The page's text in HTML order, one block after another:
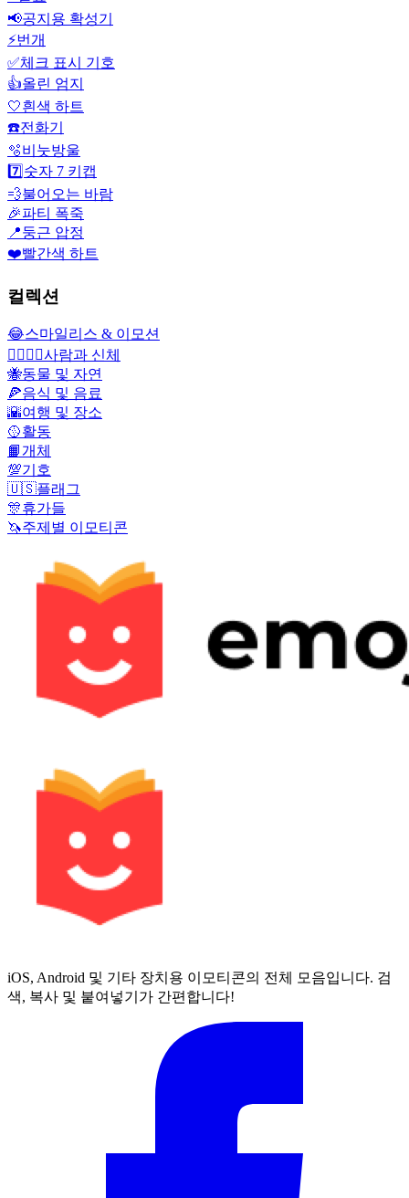
📢공지용 확성기
⚡번개
✅체크 표시 기호
👍올린 엄지
🤍흰색 하트
☎️전화기
🫧비눗방울
7️⃣ 숫자 7 키캡
💨불어오는 바람
🎉파티 폭죽
📍둥근 압정
❤️빨간색 하트
컬렉션
😂스마일리스 & 이모션
👩‍❤️‍💋‍👨사람과 신체
🐝동물 및 자연
🍕음식 및 음료
🌇여행 및 장소
🥎활동
📙개체
💯기호
🇺🇸플래그
🎊휴가들
🦄주제별 이모티콘
iOS, Android 및 기타 장치용 이모티콘의 전체 모음입니다. 검
색, 복사 및 붙여넣기가 간편합니다!